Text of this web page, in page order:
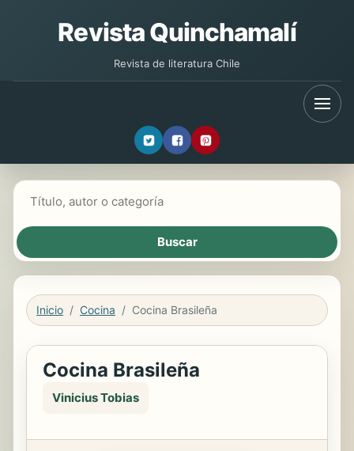
Revista Quinchamalí
Revista de literatura Chile
Inicio Cocina Cocina Brasileña
Cocina Brasileña
Vinicius Tobias